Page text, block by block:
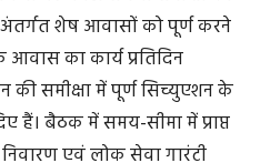
अंतर्गत शेष आवासों को पूर्ण करने
आवास का कार्य प्रतिदिन
की समीक्षा में पूर्ण सिच्युएशन के
हैं। बैठक में समय-सीमा में प्राप्त
एवं लोक सेवा गारंटी